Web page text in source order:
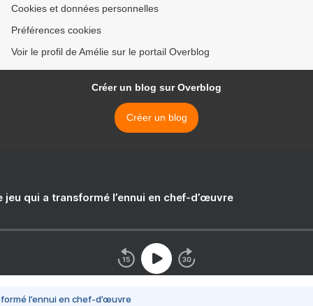
Cookies et données personnelles
Préférences cookies
Voir le profil de Amélie sur le portail Overblog
Créer un blog sur Overblog
Créer un blog
jeu qui a transformé l’ennui en chef-d’œuvre
l’ennui en chef-d’œuvre